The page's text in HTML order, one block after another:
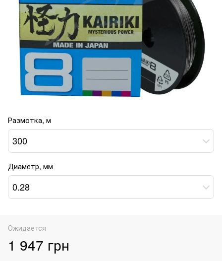
Размотка, м
300
Диаметр, мм
0.28
Ожидается
1 947 грн